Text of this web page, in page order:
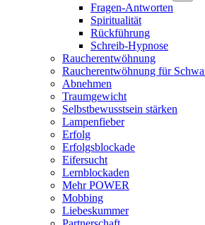
Fragen-Antworten
Spiritualität
Rückführung
Schreib-Hypnose
Raucherentwöhnung
Raucherentwöhnung für
Abnehmen
Traumgewicht
Selbstbewusstsein stärken
Lampenfieber
Erfolg
Erfolgsblockade
Eifersucht
Lernblockaden
Mehr POWER
Mobbing
Liebeskummer